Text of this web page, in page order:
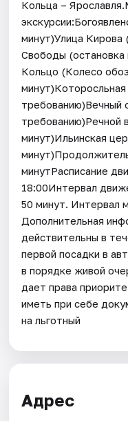
Кольца –
минут)Улица Кирова
Свободы
Кольцо (Колесо
требованию)Вечный
требованию)Речной
минут)Ильинская
минутРасписание
18:00Интервал
50 минут. Интервал
Дополнительная
действительны в
первой посадки в
в порядке живой
дает права
иметь при себе
на льготный
Адрес